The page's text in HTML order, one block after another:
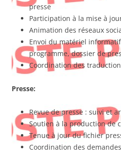
presse
Participation à la mise à
Animation des réseaux
Envoi du matériel
programme, dossier de
Coordination des
Presse:
Revue de presse : suivi et
Soutien à la production de
Tenue à jour du fichier
Coordination des